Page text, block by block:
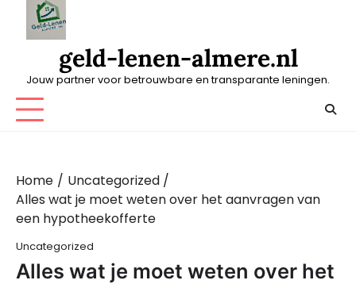
geld-lenen-almere.nl
Jouw partner voor betrouwbare en transparante leningen.
Home
Uncategorized
Alles wat je moet weten over het aanvragen van
een hypotheekofferte
Uncategorized
Alles wat je moet weten over het